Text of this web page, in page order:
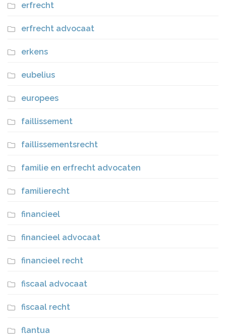
erfrecht
erfrecht advocaat
erkens
eubelius
europees
faillissement
faillissementsrecht
familie en erfrecht advocaten
familierecht
financieel
financieel advocaat
financieel recht
fiscaal advocaat
fiscaal recht
flantua